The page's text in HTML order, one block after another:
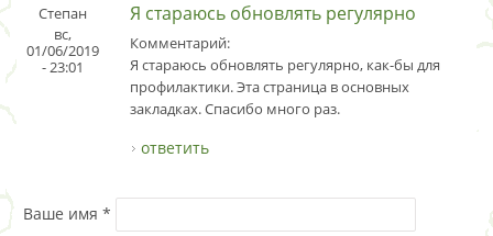
Степан
вс,
01/06/2019
- 23:01
Я стараюсь обновлять регулярно
Комментарий:
Я стараюсь обновлять регулярно, как-бы для
профилактики. Эта страница в основных
закладках. Спасибо много раз.
ответить
Ваше имя *